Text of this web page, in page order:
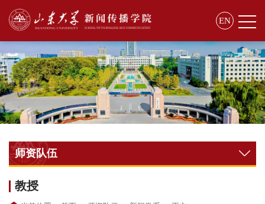
EN
师资队伍
教授